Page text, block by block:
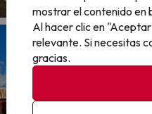
mostrar el contenido en
Al hacer clic en
relevante. Si necesitas
gracias.